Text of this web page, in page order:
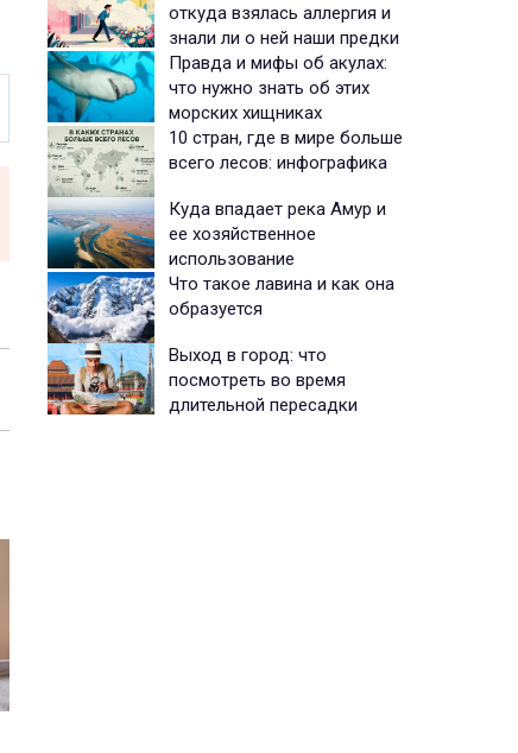
откуда взялась аллергия и
знали ли о ней наши предки
Правда и мифы об акулах:
что нужно знать об этих
морских хищниках
10 стран, где в мире больше
всего лесов: инфографика
Куда впадает река Амур и
ее хозяйственное
использование
Что такое лавина и как она
образуется
Выход в город: что
посмотреть во время
длительной пересадки